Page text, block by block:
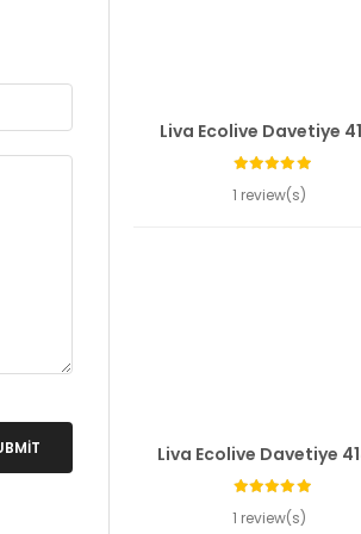
Liva Ecolive Davetiye
1 review(s)
Liva Ecolive Davetiye
1 review(s)